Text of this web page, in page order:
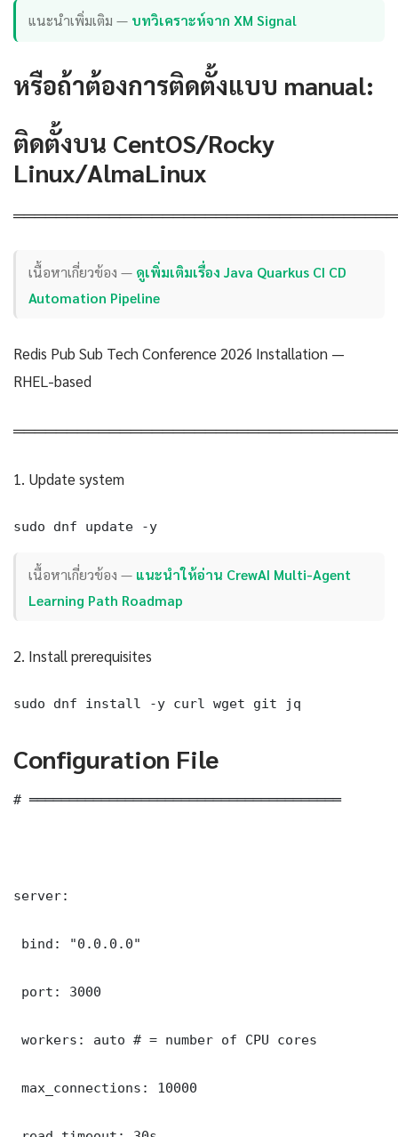
แนะนำเพิ่มเติม — บทวิเคราะห์จาก XM Signal
หรือถ้าต้องการติดตั้งแบบ manual:
ติดตั้งบน CentOS/Rocky
Linux/AlmaLinux
เนื้อหาเกี่ยวข้อง — ดูเพิ่มเติมเรื่อง Java Quarkus CI CD
Automation Pipeline
Redis Pub Sub Tech Conference 2026 Installation —
RHEL-based
1. Update system
sudo dnf update -y
เนื้อหาเกี่ยวข้อง — แนะนำให้อ่าน CrewAI Multi-Agent
Learning Path Roadmap
2. Install prerequisites
sudo dnf install -y curl wget git jq
Configuration File
# ═══════════════════════════════════════
server:
bind: "0.0.0.0"
port: 3000
workers: auto # = number of CPU cores
max_connections: 10000